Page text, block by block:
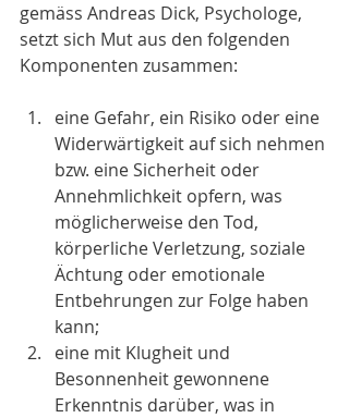
gemäss Andreas Dick, Psychologe,
setzt sich Mut aus den folgenden
Komponenten zusammen:
eine Gefahr, ein Risiko oder eine
Widerwärtigkeit auf sich nehmen
bzw. eine Sicherheit oder
Annehmlichkeit opfern, was
möglicherweise den Tod,
körperliche Verletzung, soziale
Ächtung oder emotionale
Entbehrungen zur Folge haben
kann;
eine mit Klugheit und
Besonnenheit gewonnene
Erkenntnis darüber, was in